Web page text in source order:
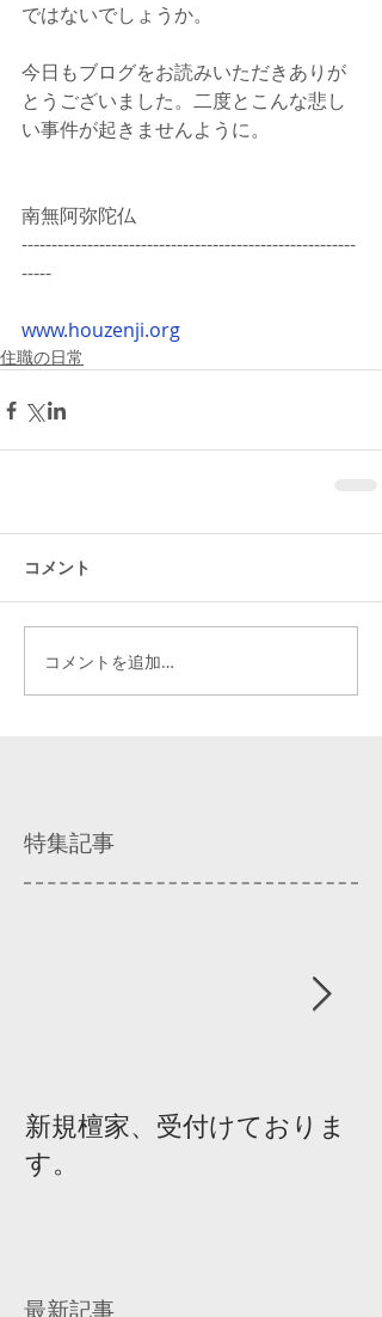
ではないでしょうか。
今日もブログをお読みいただきありが
とうございました。二度とこんな悲し
い事件が起きませんように。
南無阿弥陀仏
--------------------------------------------------------
-----
www.houzenji.org
住職の日常
コメント
コメントを追加…
特集記事
新規檀家、受付けておりま
す。
最新記事